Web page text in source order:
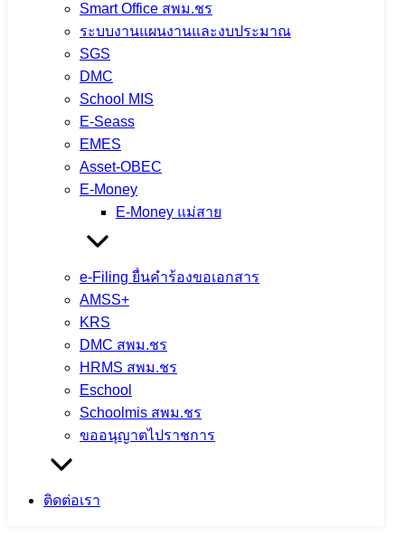
Smart Office สพม.ชร
ระบบงานแผนงานและงบประมาณ
SGS
DMC
School MIS
E-Seass
EMES
Asset-OBEC
E-Money
E-Money แม่สาย
e-Filing ยื่นคำร้องขอเอกสาร
AMSS+
KRS
DMC สพม.ชร
HRMS สพม.ชร
Eschool
Schoolmis สพม.ชร
ขออนุญาตไปราชการ
ติดต่อเรา
จำนวนผู้ชม: 11
ตรวจสุขภาพประจำปี 2569 ใส่ใจสุขภาพ
บุคลากร เสริมสร้างคุณภาพชีวิตและ
ประสิทธิภาพการทำงาน
4 สิงหาคม 2026
จำนวนผู้ชม: 11
กิจกรรมแลกเปลี่ยนเรียนรู้วิธีปฏิบัติที่ดี
(Best Practice) และการขับเคลื่อนหลัก
ปรัชญาของเศรษฐกิจพอเพียงสู่สถานศึกษา
ประจำปีงบประมาณ พ.ศ. 2569 ณ